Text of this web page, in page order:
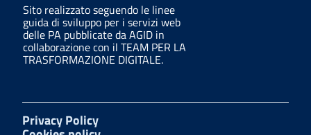
Sito realizzato seguendo le linee
guida di sviluppo per i servizi web
delle PA pubblicate da AGID in
collaborazione con il TEAM PER LA
TRASFORMAZIONE DIGITALE.
Privacy Policy